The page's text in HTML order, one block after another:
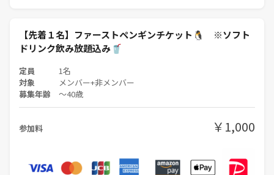
🚫 その3｜勧誘・迷惑行為は一切禁止です
ネットワークビジネス・宗教・投資などへの勧誘目的での参加は固く
イベント内外を問わず、迷惑行為・クレームが確認された場合は
即時退場・今後の参加をお断りいたします。
「来てよかった！」と思えるイベントを一緒に作りましょう✨
・迷惑行為が確認された場合は厳正に対応いたします
【先着１名】ファーストペンギンチケット🐧 ※ソフト
ドリンク飲み放題込み🥤
定員 1名
対象 メンバー+非メンバー
募集年齢 〜40歳
参加料 ￥1,000